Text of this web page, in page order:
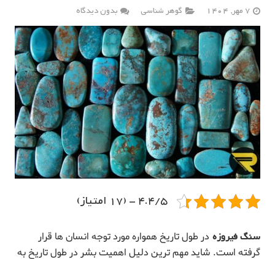
7 مهر, 1404 گوهر شناسی بدون دیدگاه
4.4/5 - (17 امتیاز)
سنگ فیروزه در طول تاریخ همواره مورد توجه انسان ها قرار
گرفته است. شاید مهم ترین دلیل اهمیت بشر در طول تاریخ به